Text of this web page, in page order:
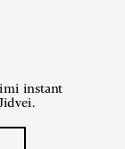
instant